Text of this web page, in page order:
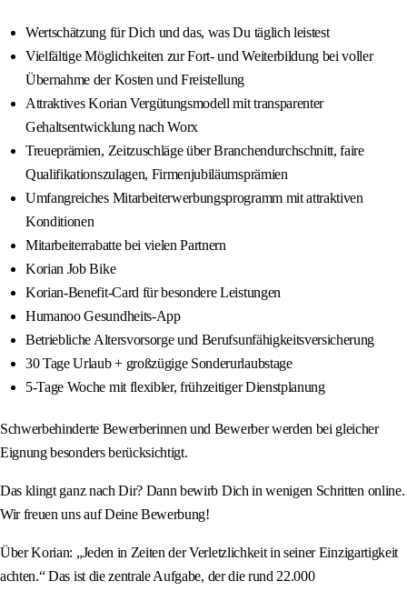
Wertschätzung für Dich und das, was Du täglich leistest
Vielfältige Möglichkeiten zur Fort- und Weiterbildung bei voller
Übernahme der Kosten und Freistellung
Attraktives Korian Vergütungsmodell mit transparenter
Gehaltsentwicklung nach Worx
Treueprämien, Zeitzuschläge über Branchendurchschnitt, faire
Qualifikationszulagen, Firmenjubiläumsprämien
Umfangreiches Mitarbeiterwerbungsprogramm mit attraktiven
Konditionen
Mitarbeiterrabatte bei vielen Partnern
Korian Job Bike
Korian-Benefit-Card für besondere Leistungen
Humanoo Gesundheits-App
Betriebliche Altersvorsorge und Berufsunfähigkeitsversicherung
30 Tage Urlaub + großzügige Sonderurlaubstage
5-Tage Woche mit flexibler, frühzeitiger Dienstplanung
Schwerbehinderte Bewerberinnen und Bewerber werden bei gleicher
Eignung besonders berücksichtigt.
Das klingt ganz nach Dir? Dann bewirb Dich in wenigen Schritten online.
Wir freuen uns auf Deine Bewerbung!
Über Korian: „Jeden in Zeiten der Verletzlichkeit in seiner Einzigartigkeit
achten.“ Das ist die zentrale Aufgabe, der die rund 22.000